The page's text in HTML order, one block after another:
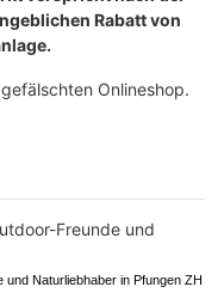
Rabatt von
Onlineshop.
Naturliebhaber in Pfungen ZH